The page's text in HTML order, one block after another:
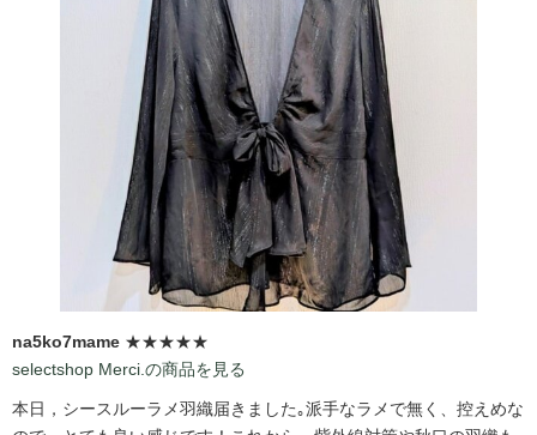
na5ko7mame ★★★★★
selectshop Merci.の商品を見る
本日，シースルーラメ羽織届きました｡派手なラメで無く、控えめな